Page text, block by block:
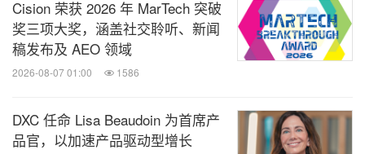
食品协会副秘书长、绿色生资发展部部长刘斌斌，中
国发展研究基金会研究三部负责人朱美丽，雀巢大中
Cision 荣获 2026 年 MarTech 突破
奖三项大奖，涵盖社交聆听、新闻
稿发布及 AEO 领域
2026-08-07 01:00 1586
DXC 任命 Lisa Beaudoin 为首席产
品官，以加速产品驱动型增长